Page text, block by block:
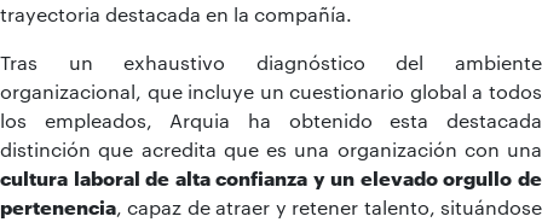
trayectoria destacada en la compañía.
Tras un exhaustivo diagnóstico del ambiente
organizacional, que incluye un cuestionario global a todos
los empleados, Arquia ha obtenido esta destacada
distinción que acredita que es una organización con una
cultura laboral de alta confianza y un elevado orgullo de
pertenencia, capaz de atraer y retener talento, situándose